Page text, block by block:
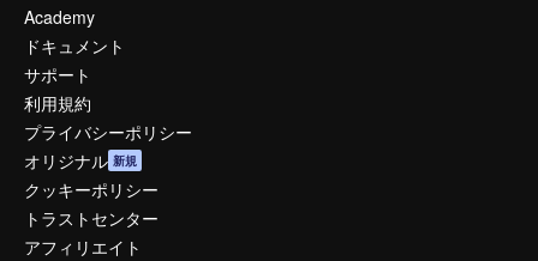
Academy
ドキュメント
サポート
利用規約
プライバシーポリシー
オリジナル 新規
クッキーポリシー
トラストセンター
アフィリエイト